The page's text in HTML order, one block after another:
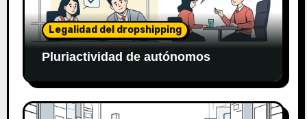
Legalidad del dropshipping
Pluriactividad de autónomos